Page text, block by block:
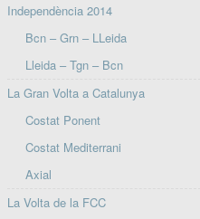
Independència 2014
Bcn – Grn – LLeida
Lleida – Tgn – Bcn
La Gran Volta a Catalunya
Costat Ponent
Costat Mediterrani
Axial
La Volta de la FCC